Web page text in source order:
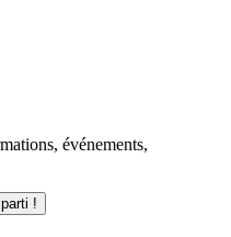
événements,
!